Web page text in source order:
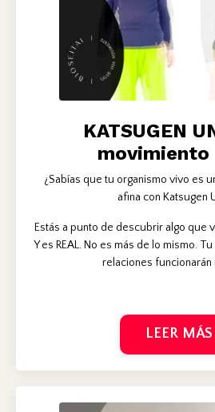
KATSUGEN
¿Sabías que tu organismo vivo es
afina con Katsugen
Estás a punto de descubrir algo que
Y es REAL. No es más de lo mismo.
relaciones funcionarán
LEER MÁS